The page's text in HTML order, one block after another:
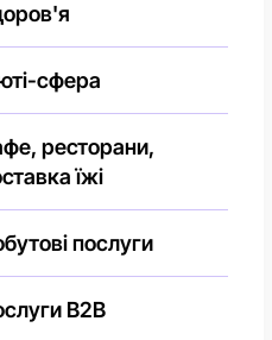
сфера
ресторани,
їжі
послуги
В2В